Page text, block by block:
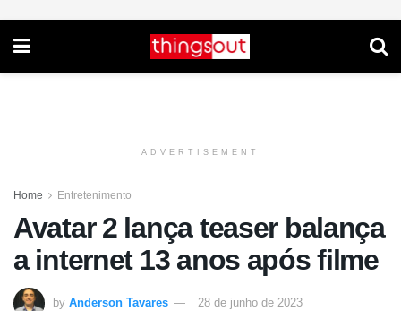
ADVERTISEMENT
Home Entretenimento
Avatar 2 lança teaser balança
a internet 13 anos após filme
by Anderson Tavares 28 de junho de 2023